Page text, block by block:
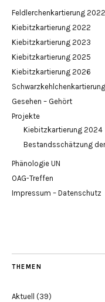
Feldlerchenkartierung 2022
Kiebitzkartierung 2022
Kiebitzkartierung 2023
Kiebitzkartierung 2025
Kiebitzkartierung 2026
Gesehen – Gehört
Projekte
Kiebitzkartierung 2024
Bestandsschätzung
Phänologie UN
OAG-Treffen
Impressum – Datenschutz
THEMEN
Aktuell (39)